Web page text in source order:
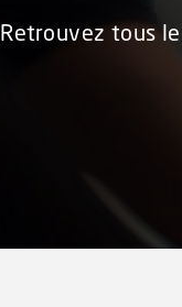
Retrouvez tous